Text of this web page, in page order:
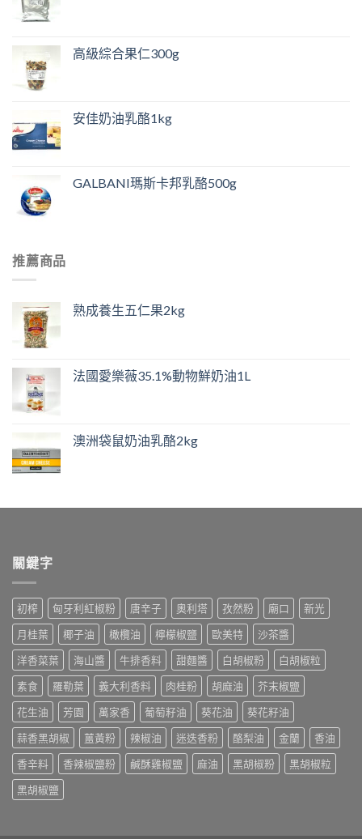
高級綜合果仁300g
安佳奶油乳酪1kg
GALBANI瑪斯卡邦乳酪500g
推薦商品
熟成養生五仁果2kg
法國愛樂薇35.1%動物鮮奶油1L
澳洲袋鼠奶油乳酪2kg
關鍵字
初榨 匈牙利紅椒粉 唐辛子 奧利塔 孜然粉 廟口
新光
月桂葉
椰子油 橄欖油 檸檬椒鹽 歐美特
沙茶醬
洋香菜葉
海山醬 牛排香料 甜麵醬 白胡椒粉
白胡椒粒
素食
羅勒葉 義大利香料 肉桂粉 胡麻油
芥末椒鹽
花生油
芳園 萬家香 葡萄籽油 葵花油
葵花籽油
蒜香黑胡椒
薑黃粉 辣椒油 迷迭香粉 酪梨油 金蘭
香油
香辛料
香辣椒鹽粉 鹹酥雞椒鹽 麻油 黑胡椒粉
黑胡椒粒
黑胡椒鹽